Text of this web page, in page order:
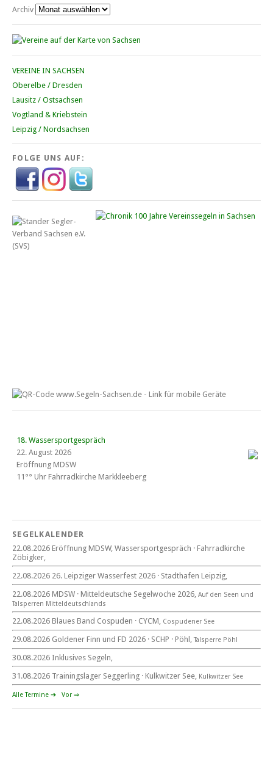
Archiv
VEREINE IN SACHSEN
Oberelbe / Dresden
Lausitz / Ostsachsen
Vogtland & Kriebstein
Leipzig / Nordsachsen
FOLGE UNS AUF:
18. Wassersportgespräch
22. August 2026
Eröffnung MDSW
11°° Uhr Fahrrad­kirche Markkleeberg
für alle Segler am See
Mitteldeutsche Segelwoche
22. – 30. August 2026 in Sachsen · Thüringen · Sachsen Anhalt
Goldener Finn und FD 2026
29. – 30. August 2026
beim SCHP auf der Talsperre Pöhl
SEGELKALENDER
22.08.2026 Eröffnung MDSW, Wassersportgespräch · Fahrradkirche
Zöbigker,
22.08.2026 26. Leipziger Wasserfest 2026 · Stadthafen Leipzig,
22.08.2026 MDSW · Mitteldeutsche Segelwoche 2026, Auf den Seen und
Tal­sperren Mittel­deut­sch­lands
22.08.2026 Blaues Band Cospuden · CYCM, Cospudener See
29.08.2026 Goldener Finn und FD 2026 · SCHP · Pöhl, Talsperre Pöhl
30.08.2026 Inklusives Segeln,
31.08.2026 Trainingslager Seggerling · Kulkwitzer See, Kulkwitzer See
Alle Termine ➔ Vor ⇒